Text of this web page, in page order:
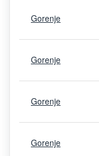
Gorenje
Gorenje
Gorenje
Gorenje